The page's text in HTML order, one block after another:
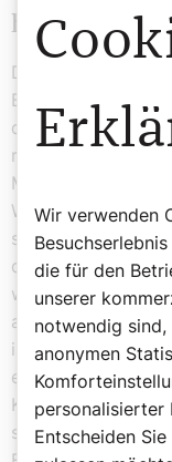
himmlischen
Die Kirche ist reich
Bernhard Fembek
das Mosaik des
rückwärtigen Tor
Mitbrüder bei
Weg zum Friedhof
sagt Helm. Auch
durch den zu
wird, ist ein
aller Dunkelheit.
ist Pater Helms
ein Mosaik mit der
Kontinenten.
standen sie hier –
Wir verwenden
die für den
unserer
notwendig
anonymen
personalisierter
Entscheiden